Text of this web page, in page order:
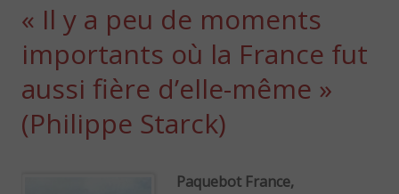
« Il y a peu de moments
importants où la France fut
aussi fière d’elle-même »
(Philippe Starck)
Paquebot France,